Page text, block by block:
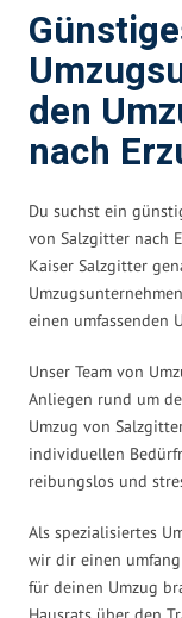
den
nach
Du suchst ein
von Salzgitter nach
Kaiser Salzgitter
einen umfassenden
Unser Team von
Anliegen rund um
Umzug von
individuellen
reibungslos und
Als spezialisiertes
wir dir einen
für deinen Umzug